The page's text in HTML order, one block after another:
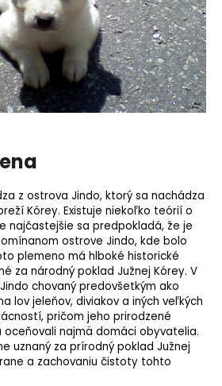
z ostrova Jindo, ktorý sa nachádza
Kórey. Existuje niekoľko teórií o
najčastejšie sa predpokladá, že je
ostrove Jindo, kde bolo
plemeno má hlboké historické
za národný poklad Južnej Kórey. V
chovaný predovšetkým ako
lov jeleňov, diviakov a iných veľkých
pričom jeho prirodzené
najmä domáci obyvatelia.
uznaný za prírodný poklad Južnej
a zachovaniu čistoty tohto
HĽADAŤ